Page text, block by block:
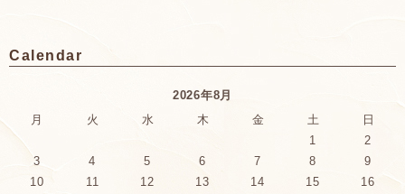
Calendar
2026年8月
月
火 水 木 金 土
日
1
2
3
4 5 6 7 8
9
10
11 12 13 14 15
16